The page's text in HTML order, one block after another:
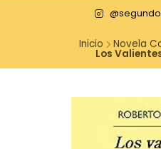
Inicio Novela
Los